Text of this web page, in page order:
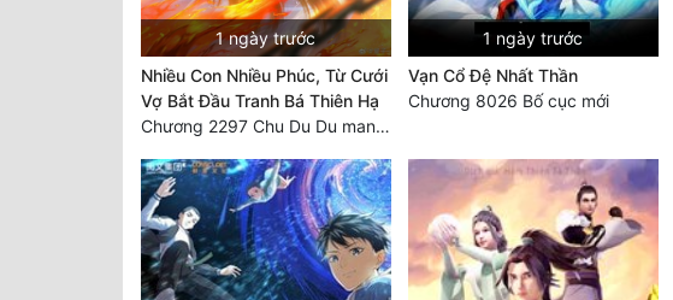
1 ngày trước
Nhiều Con Nhiều Phúc, Từ Cưới
Vợ Bắt Đầu Tranh Bá Thiên Hạ
Chương 2297 Chu Du Du mang thai
1 ngày trước
Vạn Cổ Đệ Nhất Thần
Chương 8026 Bố cục mới